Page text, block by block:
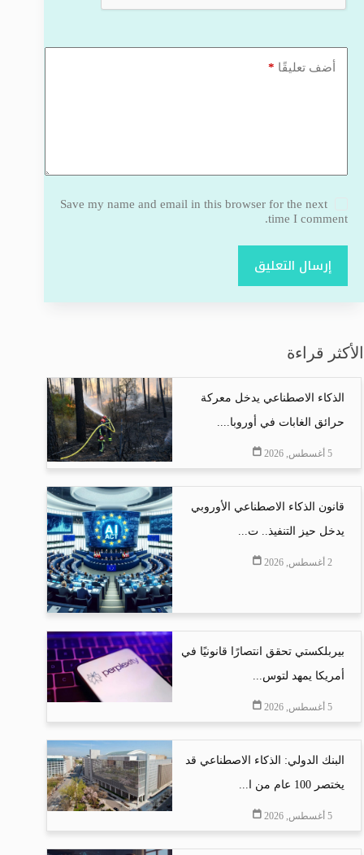
أضف تعليقًا *
Save my name and email in this browser for the next
time I comment.
إرسال التعليق
الأكثر قراءة
الذكاء الاصطناعي يدخل معركة
حرائق الغابات في أوروبا....
5 أغسطس, 2026
قانون الذكاء الاصطناعي الأوروبي
يدخل حيز التنفيذ.. ت...
2 أغسطس, 2026
بيربلكستي تحقق انتصارًا قانونيًا في
أمريكا يمهد لتوس...
5 أغسطس, 2026
البنك الدولي: الذكاء الاصطناعي قد
يختصر 100 عام من ا...
5 أغسطس, 2026